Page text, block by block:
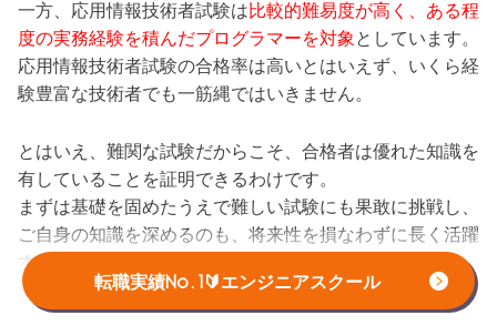
転職実績No.1🔰エンジニアスクール
一方、応用情報技術者試験は比較的難易度が高く、ある程
度の実務経験を積んだプログラマーを対象 としています。
応用情報技術者試験の合格率は高いとはいえず、いくら経
験豊富な技術者でも一筋縄ではいきません。
とはいえ、難関な試験だからこそ、合格者は優れた知識を
有していることを証明できるわけです。
まずは基礎を固めたうえで難しい試験にも果敢に挑戦し、
ご自身の知識を深めるのも、将来性を損なわずに長く活躍
するための秘訣だといえます。